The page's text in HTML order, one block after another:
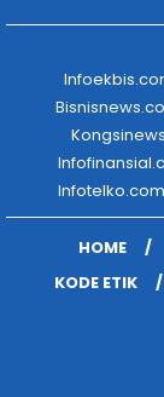
Infotelko.com
HOME
KODE ETIK